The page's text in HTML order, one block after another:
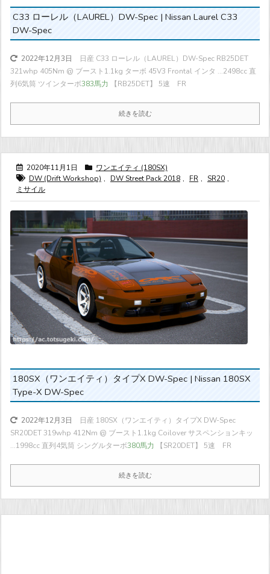
C33 ローレル（LAUREL）DW-Spec | Nissan Laurel C33
DW-Spec
2022年12月3日
日産 C33 ローレル（LAUREL）DW-Spec RB25DET
321whp 405Nm @ ブースト1.1kg ターボ 45V3 Frontal インタ ...2498cc 直
列6気筒 ツインターボ383馬力 【RB25DET】 5速 FR
続きを読む
2020年11月1日
ワンエイティ (180SX)
DW (Drift Workshop) , DW Street Pack 2018 , FR , SR20 ,
ミサイル
180SX（ワンエイティ）タイプX DW-Spec | Nissan 180SX
Type-X DW-Spec
2022年12月3日
日産 180SX（ワンエイティ）タイプX DW-Spec
SR20DET 319whp 412Nm @ ブースト1.1kg Coilover サスペンションキッ
...1998cc 直列4気筒 シングルターボ380馬力 【SR20DET】 5速 FR
続きを読む